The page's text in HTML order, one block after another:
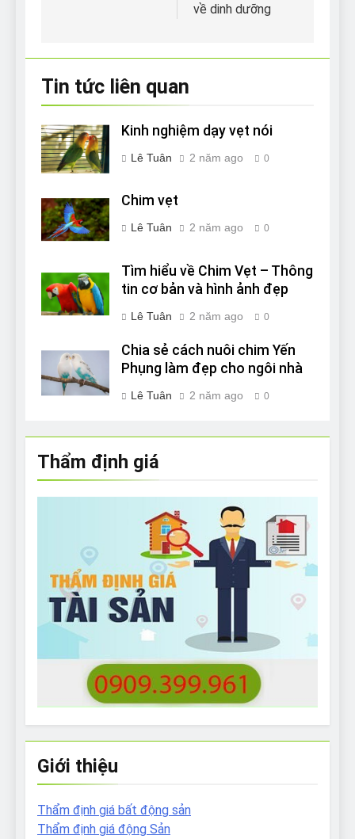
về dinh dưỡng
Tin tức liên quan
Kinh nghiệm dạy vẹt nói
Lê Tuân 2 năm ago 0
Chim vẹt
Lê Tuân 2 năm ago 0
Tìm hiểu về Chim Vẹt – Thông
tin cơ bản và hình ảnh đẹp
Lê Tuân 2 năm ago 0
Chia sẻ cách nuôi chim Yến
Phụng làm đẹp cho ngôi nhà
Lê Tuân 2 năm ago 0
Thẩm định giá
Giới thiệu
Thẩm định giá bất động sản
Thẩm định giá động Sản